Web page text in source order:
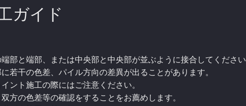
ガイド
部と端部、または中央部と中央部が並ぶように接合してくださ
若干の色差、パイル方向の差異が出ることがあります。
ント施工の際にはご注意ください。
方の色差等の確認をすることをお薦めします。